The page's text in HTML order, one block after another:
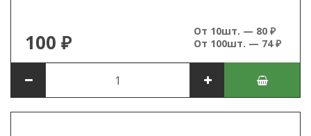
100 ₽
От 10шт. — 80 ₽
От 100шт. — 74 ₽